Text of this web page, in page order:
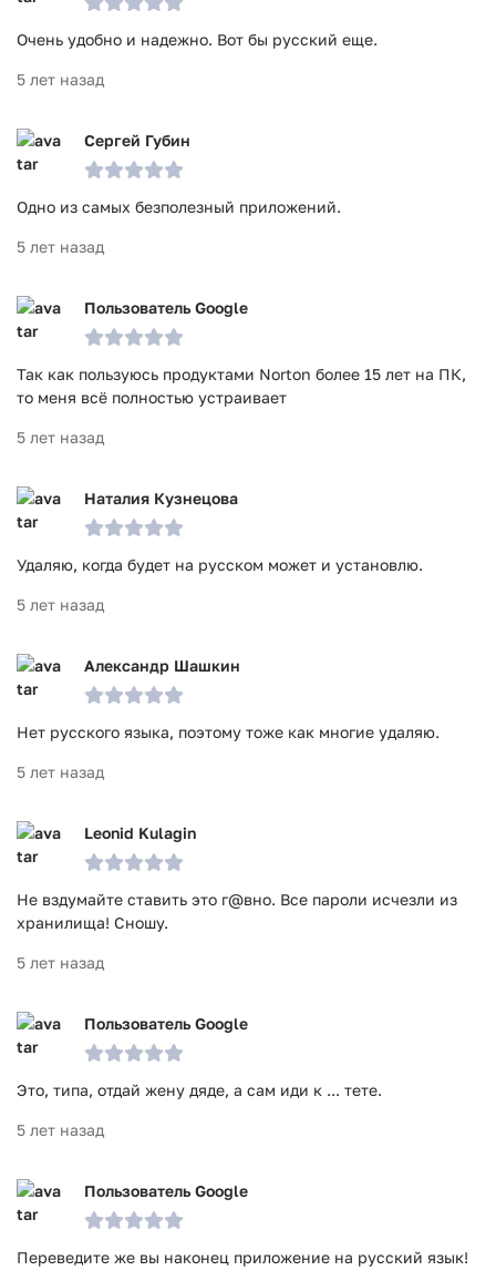
Очень удобно и надежно. Вот бы русский еще.
5 лет назад
Сергей Губин
Одно из самых безполезный приложений.
5 лет назад
Пользователь Google
Так как пользуюсь продуктами Norton более 15 лет на ПК,
то меня всё полностью устраивает
5 лет назад
Наталия Кузнецова
Удаляю, когда будет на русском может и установлю.
5 лет назад
Александр Шашкин
Нет русского языка, поэтому тоже как многие удаляю.
5 лет назад
Leonid Kulagin
Не вздумайте ставить это г@вно. Все пароли исчезли из
хранилища! Сношу.
5 лет назад
Пользователь Google
Это, типа, отдай жену дяде, а сам иди к ... тете.
5 лет назад
Пользователь Google
Переведите же вы наконец приложение на русский язык!